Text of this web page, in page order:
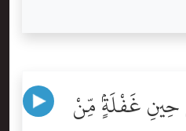
حِينِ غَفْلَةٍۢ مِّنْ